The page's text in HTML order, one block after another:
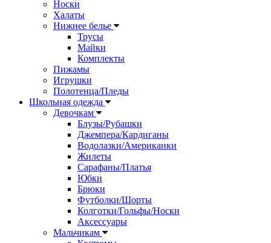
Носки
Халаты
Нижнее белье
Трусы
Майки
Комплекты
Пижамы
Игрушки
Полотенца/Пледы
Школьная одежда
Девочкам
Блузы/Рубашки
Джемпера/Кардиганы
Водолазки/Американки
Жилеты
Сарафаны/Платья
Юбки
Брюки
Футболки/Шорты
Колготки/Гольфы/Носки
Аксессуары
Мальчикам